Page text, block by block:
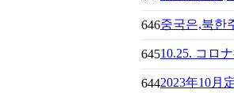
646중국은,북한
64510.25. コロ
6442023年10月